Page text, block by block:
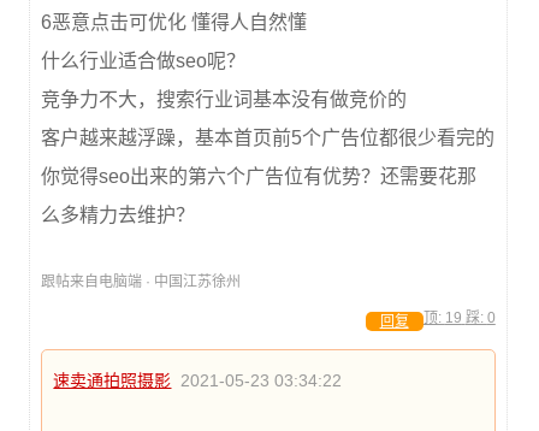
6恶意点击可优化 懂得人自然懂
什么行业适合做seo呢？
竞争力不大，搜索行业词基本没有做竞价的
客户越来越浮躁，基本首页前5个广告位都很少看完的
你觉得seo出来的第六个广告位有优势？还需要花那
么多精力去维护？
跟帖来自电脑端 · 中国江苏徐州
顶: 19 踩: 0
回复
速卖通拍照摄影 2021-05-23 03:34:22